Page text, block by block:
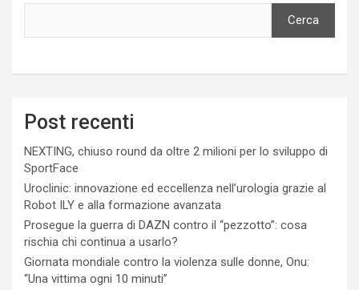
Cerca
Post recenti
NEXTING, chiuso round da oltre 2 milioni per lo sviluppo di
SportFace
Uroclinic: innovazione ed eccellenza nell’urologia grazie al
Robot ILY e alla formazione avanzata
Prosegue la guerra di DAZN contro il “pezzotto”: cosa
rischia chi continua a usarlo?
Giornata mondiale contro la violenza sulle donne, Onu:
“Una vittima ogni 10 minuti”